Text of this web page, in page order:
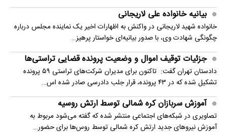
بیانیه خانواده علی لاریجانی
خانواده شهید لاریجانی در واکنش به اظهارات اخیر یک نماینده مجلس درباره
چگونگی شهادت وی، با صدور بیانیه‌ای خواستار پرهیز…
جزئیات توقیف اموال و وضعیت پرونده قضایی تراستی‌ها
دادستان تهران گفت: تاکنون برای مدیران شرکت‌های تراستی ۵۹ پرونده
تشکیل شده که در ۴۳ پرونده، قرار جلب دادرسی صادر شده اس…
آموزش سربازان کره شمالی توسط ارتش روسیه
تصاویری در شبکه‌های اجتماعی منتشر شده که گفته می‌شود مربوط به
آموزش نیروهای جدید ارتش کره شمالی توسط روس‌ها برای حضور…